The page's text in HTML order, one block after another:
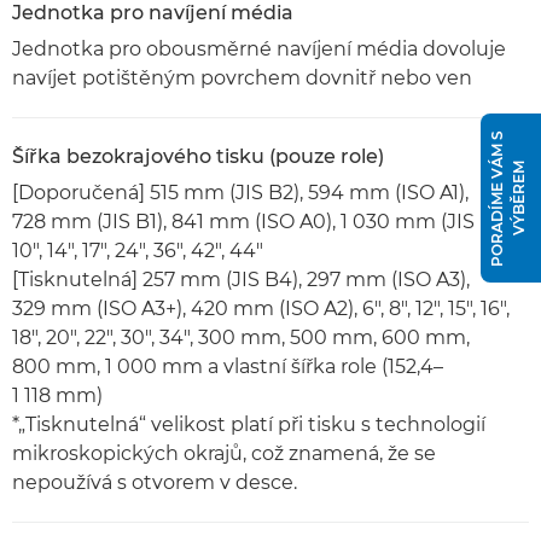
Jednotka pro navíjení média
Jednotka pro obousměrné navíjení média dovoluje
navíjet potištěným povrchem dovnitř nebo ven
Šířka bezokrajového tisku (pouze role)
[Doporučená] 515 mm (JIS B2), 594 mm (ISO A1),
728 mm (JIS B1), 841 mm (ISO A0), 1 030 mm (JIS B0),
10", 14", 17", 24", 36", 42", 44"
[Tisknutelná] 257 mm (JIS B4), 297 mm (ISO A3),
329 mm (ISO A3+), 420 mm (ISO A2), 6", 8", 12", 15", 16",
18", 20", 22", 30", 34", 300 mm, 500 mm, 600 mm,
800 mm, 1 000 mm a vlastní šířka role (152,4–
1 118 mm)
*„Tisknutelná“ velikost platí při tisku s technologií
mikroskopických okrajů, což znamená, že se
nepoužívá s otvorem v desce.
P
O
R
A
D
Í
M
E
V
Á
M
S
V
Ý
B
Ě
R
EM